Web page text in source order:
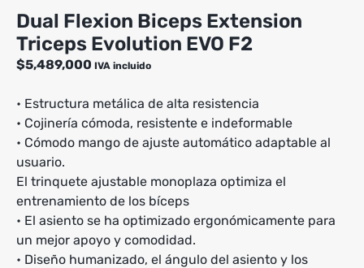
Dual Flexion Biceps Extension
Triceps Evolution EVO F2
$5,489,000 IVA incluido
• Estructura metálica de alta resistencia
• Cojinería cómoda, resistente e indeformable
• Cómodo mango de ajuste automático adaptable al
usuario.
El trinquete ajustable monoplaza optimiza el
entrenamiento de los bíceps
• El asiento se ha optimizado ergonómicamente para
un mejor apoyo y comodidad.
• Diseño humanizado, el ángulo del asiento y los